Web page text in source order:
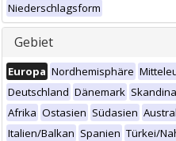
Niederschlagsform
Gebiet
Europa Nordhemisphäre
Deutschland Dänemark
Afrika Ostasien Südasien
Italien/Balkan Spanien Türkei/